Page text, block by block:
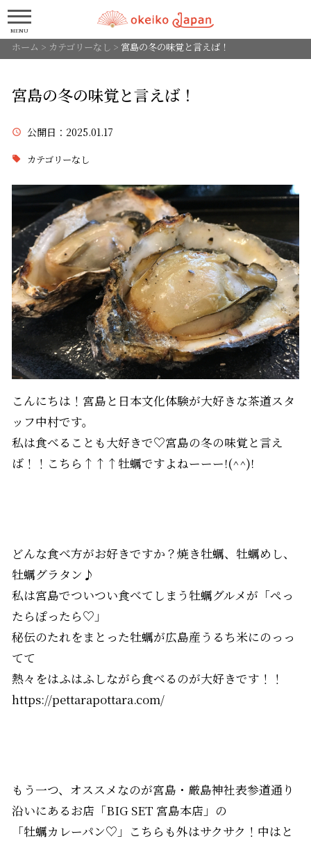
MENU
ホーム > カテゴリーなし > 宮島の冬の味覚と言えば！
宮島の冬の味覚と言えば！
公開日 ：2025.01.17
カテゴリーなし
こんにちは！宮島と日本文化体験が大好きな茶道スタ
ッフ中村です。
私は食べることも大好きで♡宮島の冬の味覚と言え
ば！！こちら↑↑↑牡蠣ですよねーーー!(^^)!
どんな食べ方がお好きですか？焼き牡蠣、牡蠣めし、
牡蠣グラタン♪
私は宮島でついつい食べてしまう牡蠣グルメが「ぺっ
たらぽったら♡」
秘伝のたれをまとった牡蠣が広島産うるち米にのっっ
てて
熱々をはふはふしながら食べるのが大好きです！！
https://pettarapottara.com/
もう一つ、オススメなのが宮島・厳島神社表参道通り
沿いにあるお店「BIG SET 宮島本店」の
「牡蠣カレーパン♡」こちらも外はサクサク！中はと